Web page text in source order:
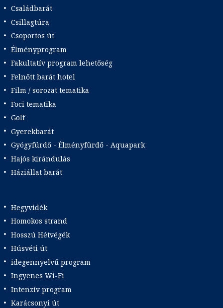
Családbarát
Csillagtúra
Csoportos út
Élményprogram
Fakultatív program lehetőség
Felnőtt barát hotel
Film / sorozat tematika
Foci tematika
Golf
Gyerekbarát
Gyógyfürdő - Élményfürdő - Aquapark
Hajós kirándulás
Háziállat barát
Hegyvidék
Homokos strand
Hosszú Hétvégék
Húsvéti út
idegennyelvű program
Ingyenes Wi-Fi
Intenzív program
Karácsonyi út